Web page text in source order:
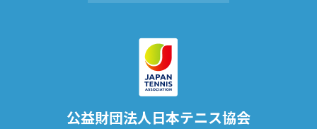
公益財団法⼈⽇本テニス協会